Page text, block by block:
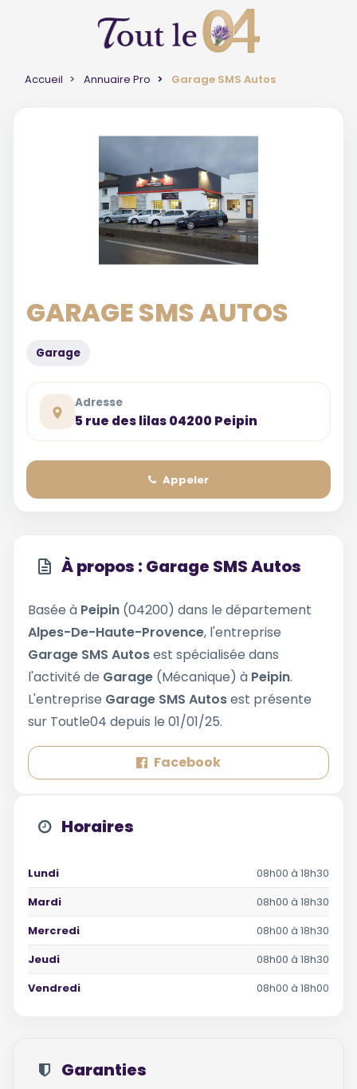
Accueil Annuaire Pro Garage SMS Autos
GARAGE SMS AUTOS
Garage
Adresse
5 rue des lilas 04200 Peipin
Appeler
À propos : Garage SMS Autos
Basée à Peipin (04200) dans le département
Alpes-De-Haute-Provence, l'entreprise
Garage SMS Autosest spécialisée dans
l'activité de Garage (Mécanique) à Peipin.
L'entreprise Garage SMS Autosest présente
sur Toutle04 depuis le 01/01/25.
Facebook
Horaires
Lundi
08h00 à 18h30
Mardi
08h00 à 18h30
Mercredi
08h00 à 18h30
Jeudi
08h00 à 18h30
Vendredi
08h00 à 18h00
Garanties